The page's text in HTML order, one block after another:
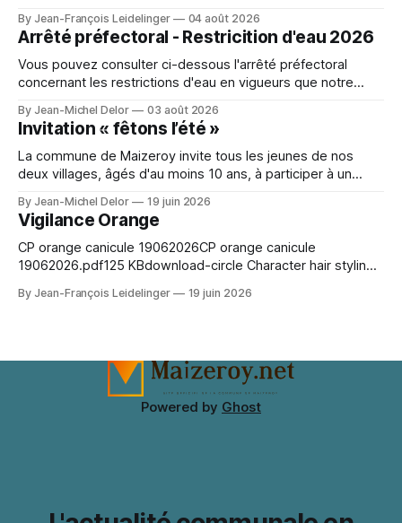
ateliers. Ceux ci se dérouleront à Maizeroy pour la partie
Bien vivre chez soi et à Pange pour l'
By Jean-François Leidelinger 04 août 2026
Arrêté préfectoral - Restricition d'eau 2026
Vous pouvez consulter ci-dessous l'arrêté préfectoral
concernant les restrictions d'eau en vigueurs que notre
with comfort during events or photo shoots. Lighting can
change how textures and colours appear in photographs.
For event preparation, Space Ereshkigal cosplay
By Jean-Michel Delor 03 août 2026
Invitation « fêtons l’été »
La commune de Maizeroy invite tous les jeunes de nos
deux villages, âgés d'au moins 10 ans, à participer à un
création. Venez nombreux !
By Jean-Michel Delor 19 juin 2026
Vigilance Orange
CP orange canicule 19062026CP orange canicule
19062026.pdf125 KBdownload-circle Character hair styling
A wig cap can improve stability and keep natural hair
By Jean-François Leidelinger 19 juin 2026
Powered by Ghost